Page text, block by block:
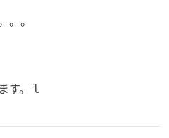
。。
す。ｌ